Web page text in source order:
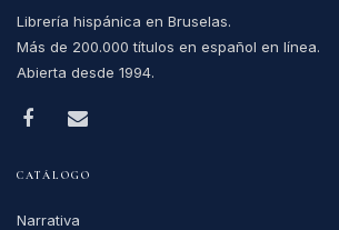
Librería hispánica en Bruselas.
Más de 200.000 títulos en español en línea.
Abierta desde 1994.
CATÁLOGO
Narrativa